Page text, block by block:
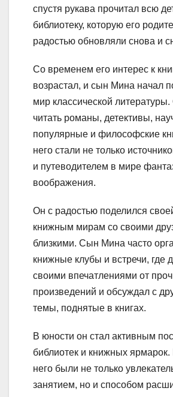
спустя рукава прочитал всю
библиотеку, которую его
радостью обновляли снова и
Со временем его интерес к
возрастал, и сын Мина начал
мир классической
читать романы, детективы,
популярные и философские
него стали не только
и путеводителем в мире
воображения.
Он с радостью поделился
книжным мирам со своими
близкими. Сын Мина часто
книжные клубы и встречи, где
своими впечатлениями от
произведений и обсуждал с
темы, поднятые в книгах.
В юности он стал активным
библиотек и книжных ярмарок.
него были не только
занятием, но и способом